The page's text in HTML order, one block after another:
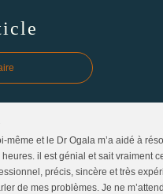
même et le Dr Ogala m’a aidé à
il est génial et sait vraiment
précis, sincère et très
de mes problèmes. Je ne